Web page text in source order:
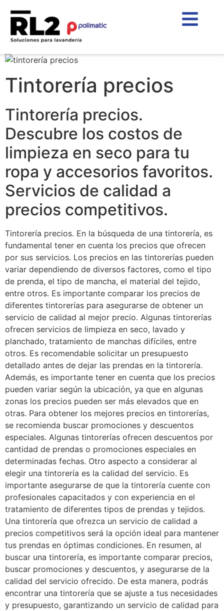
Tintorería precios
Tintorería precios.
Descubre los costos de
limpieza en seco para tu
ropa y accesorios favoritos.
Servicios de calidad a
precios competitivos.
Tintorería precios. En la búsqueda de una tintorería, es
fundamental tener en cuenta los precios que ofrecen
por sus servicios. Los precios en las tintorerías pueden
variar dependiendo de diversos factores, como el tipo
de prenda, el tipo de mancha, el material del tejido,
entre otros. Es importante comparar los precios de
diferentes tintorerías para asegurarse de obtener un
servicio de calidad al mejor precio. Algunas tintorerías
ofrecen servicios de limpieza en seco, lavado y
planchado, tratamiento de manchas difíciles, entre
otros. Es recomendable solicitar un presupuesto
detallado antes de dejar las prendas en la tintorería.
Además, es importante tener en cuenta que los precios
pueden variar según la ubicación, ya que en algunas
zonas los precios pueden ser más elevados que en
otras. Para obtener los mejores precios en tintorerías,
se recomienda buscar promociones y descuentos
especiales. Algunas tintorerías ofrecen descuentos por
cantidad de prendas o promociones especiales en
determinadas fechas. Otro aspecto a considerar al
elegir una tintorería es la calidad del servicio. Es
importante asegurarse de que la tintorería cuente con
profesionales capacitados y con experiencia en el
tratamiento de diferentes tipos de prendas y tejidos.
Una tintorería que ofrezca un servicio de calidad a
precios competitivos será la opción ideal para mantener
tus prendas en óptimas condiciones. En resumen, al
buscar una tintorería, es importante comparar precios,
buscar promociones y descuentos, y asegurarse de la
calidad del servicio ofrecido. De esta manera, podrás
encontrar una tintorería que se ajuste a tus necesidades
y presupuesto, garantizando un servicio de calidad para